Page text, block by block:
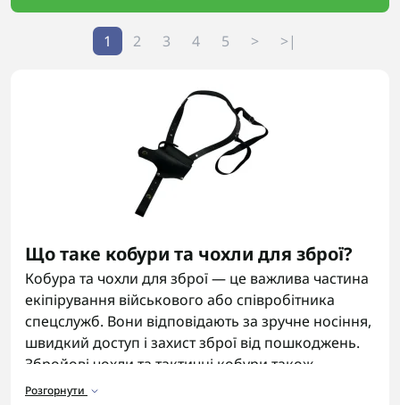
1 2 3 4 5 > >|
Що таке кобури та чохли для зброї?
Кобура та чохли для зброї — це важлива частина
екіпірування військового або співробітника
спецслужб. Вони відповідають за зручне носіння,
швидкий доступ і захист зброї від пошкоджень.
Збройові чохли та тактичні кобури також
допомагають організувати
Розгорнути